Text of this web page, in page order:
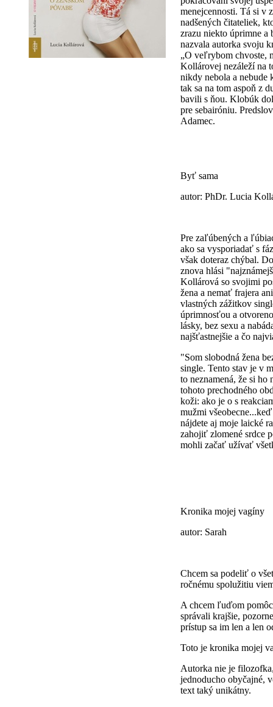
menejcennosti. Tá si v
nadšených čitateliek,
zrazu niekto úprimne a
nazvala autorka svoju
„O veľrybom chvoste,
Kollárovej nezáleží na
nikdy nebola a nebude
tak sa na tom aspoň z
bavili s ňou. Klobúk
pre sebairóniu.
Adamec.
Byť sama
autor: PhDr. Lucia
Pre zaľúbených a
ako sa vysporiadať s
však doteraz chýbal.
znova hlási
Kollárová so svojimi
žena a nemať frajera
vlastných zážitkov
úprimnosťou a
lásky, bez sexu a
najšťastnejšie a čo
"Som slobodná žena
single. Tento stav je v
to neznamená, že si ho
tohoto prechodného
koži: ako je o s
mužmi
nájdete aj moje laické
zahojiť zlomené srdce
mohli začať užívať
Kronika mojej vagíny
autor: Sarah
Chcem sa podeliť o
ročnému spolužitiu
A chcem ľuďom
správali krajšie,
prístup sa im len a len
Toto je kronika mojej
Autorka nie je
jednoducho obyčajné,
text taký unikátny.